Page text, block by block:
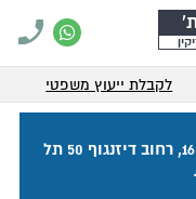
לקבלת ייעוץ משפטי
כתובתנו: מגדל על דיזנגוף סנטר קומה 16, רחוב דיזנגוף 50 תל